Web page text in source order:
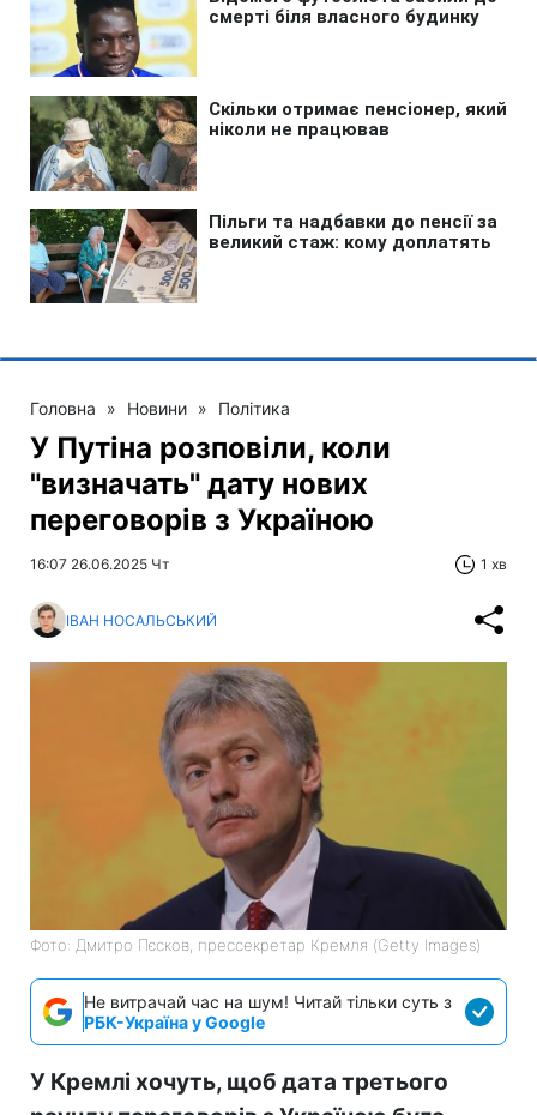
Головна » Новини » Політика
У Путіна розповіли, коли
"визначать" дату нових
переговорів з Україною
16:07 26.06.2025 Чт 1 хв
ІВАН НОСАЛЬСЬКИЙ
Фото: Дмитро Пєсков, прессекретар Кремля (Getty Images)
Не витрачай час на шум! Читай тільки суть з
РБК-Україна у Google
У Кремлі хочуть, щоб дата третього